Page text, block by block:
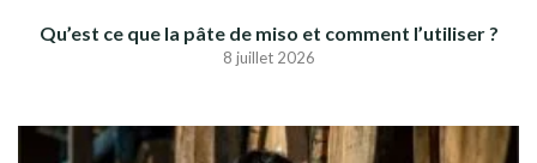
Qu’est ce que la pâte de miso et comment l’utiliser ?
8 juillet 2026